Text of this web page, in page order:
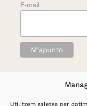
Utilitzem galetes per
E-mail